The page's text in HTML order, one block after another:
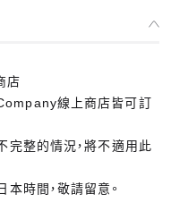
店
線上商店皆可訂
整的情況，將不適用此
時間，敬請留意。